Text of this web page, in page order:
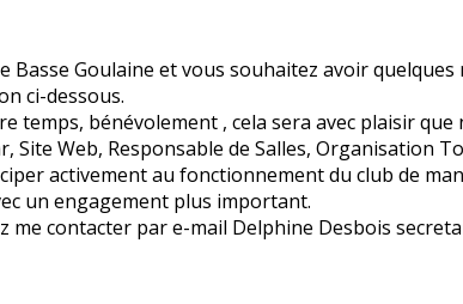
Basse Goulaine et vous souhaitez avoir
ci-dessous.
temps, bénévolement , cela sera avec plaisir
Site Web, Responsable de Salles, Organisation
activement au fonctionnement du club de
un engagement plus important.
contacter par e-mail Delphine Desbois